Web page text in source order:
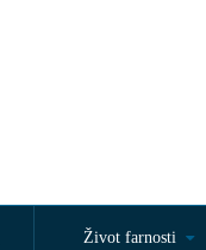
Život farnosti